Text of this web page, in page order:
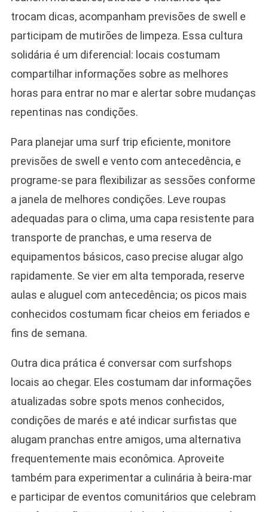
trocam dicas, acompanham previsões de swell e
participam de mutirões de limpeza. Essa cultura
solidária é um diferencial: locais costumam
compartilhar informações sobre as melhores
horas para entrar no mar e alertar sobre mudanças
repentinas nas condições.
Para planejar uma surf trip eficiente, monitore
previsões de swell e vento com antecedência, e
programe-se para flexibilizar as sessões conforme
a janela de melhores condições. Leve roupas
adequadas para o clima, uma capa resistente para
transporte de pranchas, e uma reserva de
equipamentos básicos, caso precise alugar algo
rapidamente. Se vier em alta temporada, reserve
aulas e aluguel com antecedência; os picos mais
conhecidos costumam ficar cheios em feriados e
fins de semana.
Outra dica prática é conversar com surfshops
locais ao chegar. Eles costumam dar informações
atualizadas sobre spots menos conhecidos,
condições de marés e até indicar surfistas que
alugam pranchas entre amigos, uma alternativa
frequentemente mais econômica. Aproveite
também para experimentar a culinária à beira-mar
e participar de eventos comunitários que celebram